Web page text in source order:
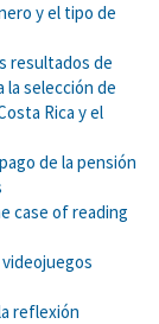
y el tipo de
resultados de
la selección de
Rica y el
de la pensión
case of reading
reflexión